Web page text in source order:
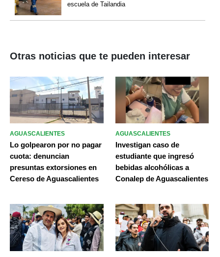
escuela de Tailandia
Otras noticias que te pueden interesar
AGUASCALIENTES
Lo golpearon por no pagar
cuota: denuncian
presuntas extorsiones en
Cereso de Aguascalientes
AGUASCALIENTES
Investigan caso de
estudiante que ingresó
bebidas alcohólicas a
Conalep de Aguascalientes